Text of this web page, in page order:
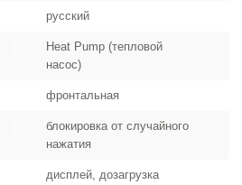
русский
Heat Pump (тепловой
насос)
фронтальная
блокировка от случайного
нажатия
дисплей, дозагрузка